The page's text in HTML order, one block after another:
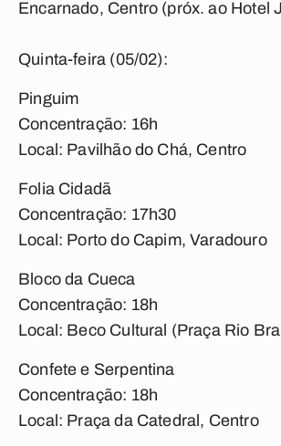
Encarnado, Centro (próx. ao Hotel
Quinta-feira (05/02):
Pinguim
Concentração: 16h
Local: Pavilhão do Chá, Centro
Folia Cidadã
Concentração: 17h30
Local: Porto do Capim, Varadouro
Bloco da Cueca
Concentração: 18h
Local: Beco Cultural (Praça Rio
Confete e Serpentina
Concentração: 18h
Local: Praça da Catedral, Centro